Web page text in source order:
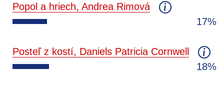
Popol a hriech, Andrea Rimová
17%
Posteľ z kostí, Daniels Patricia Cornwell
18%